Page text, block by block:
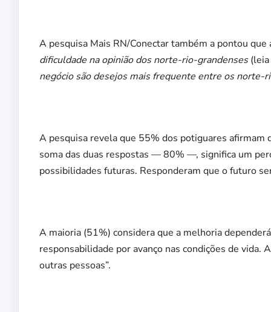
A pesquisa Mais RN/Conectar também a pontou que
dificuldade na opinião dos norte-rio-grandenses(leia
negócio são desejos mais frequente entre os norte-
A pesquisa revela que 55% dos potiguares afirmam
soma das duas respostas — 80% —, significa um
possibilidades futuras. Responderam que o futuro
A maioria (51%) considera que a melhoria
responsabilidade por avanço nas condições de vida.
outras pessoas”.